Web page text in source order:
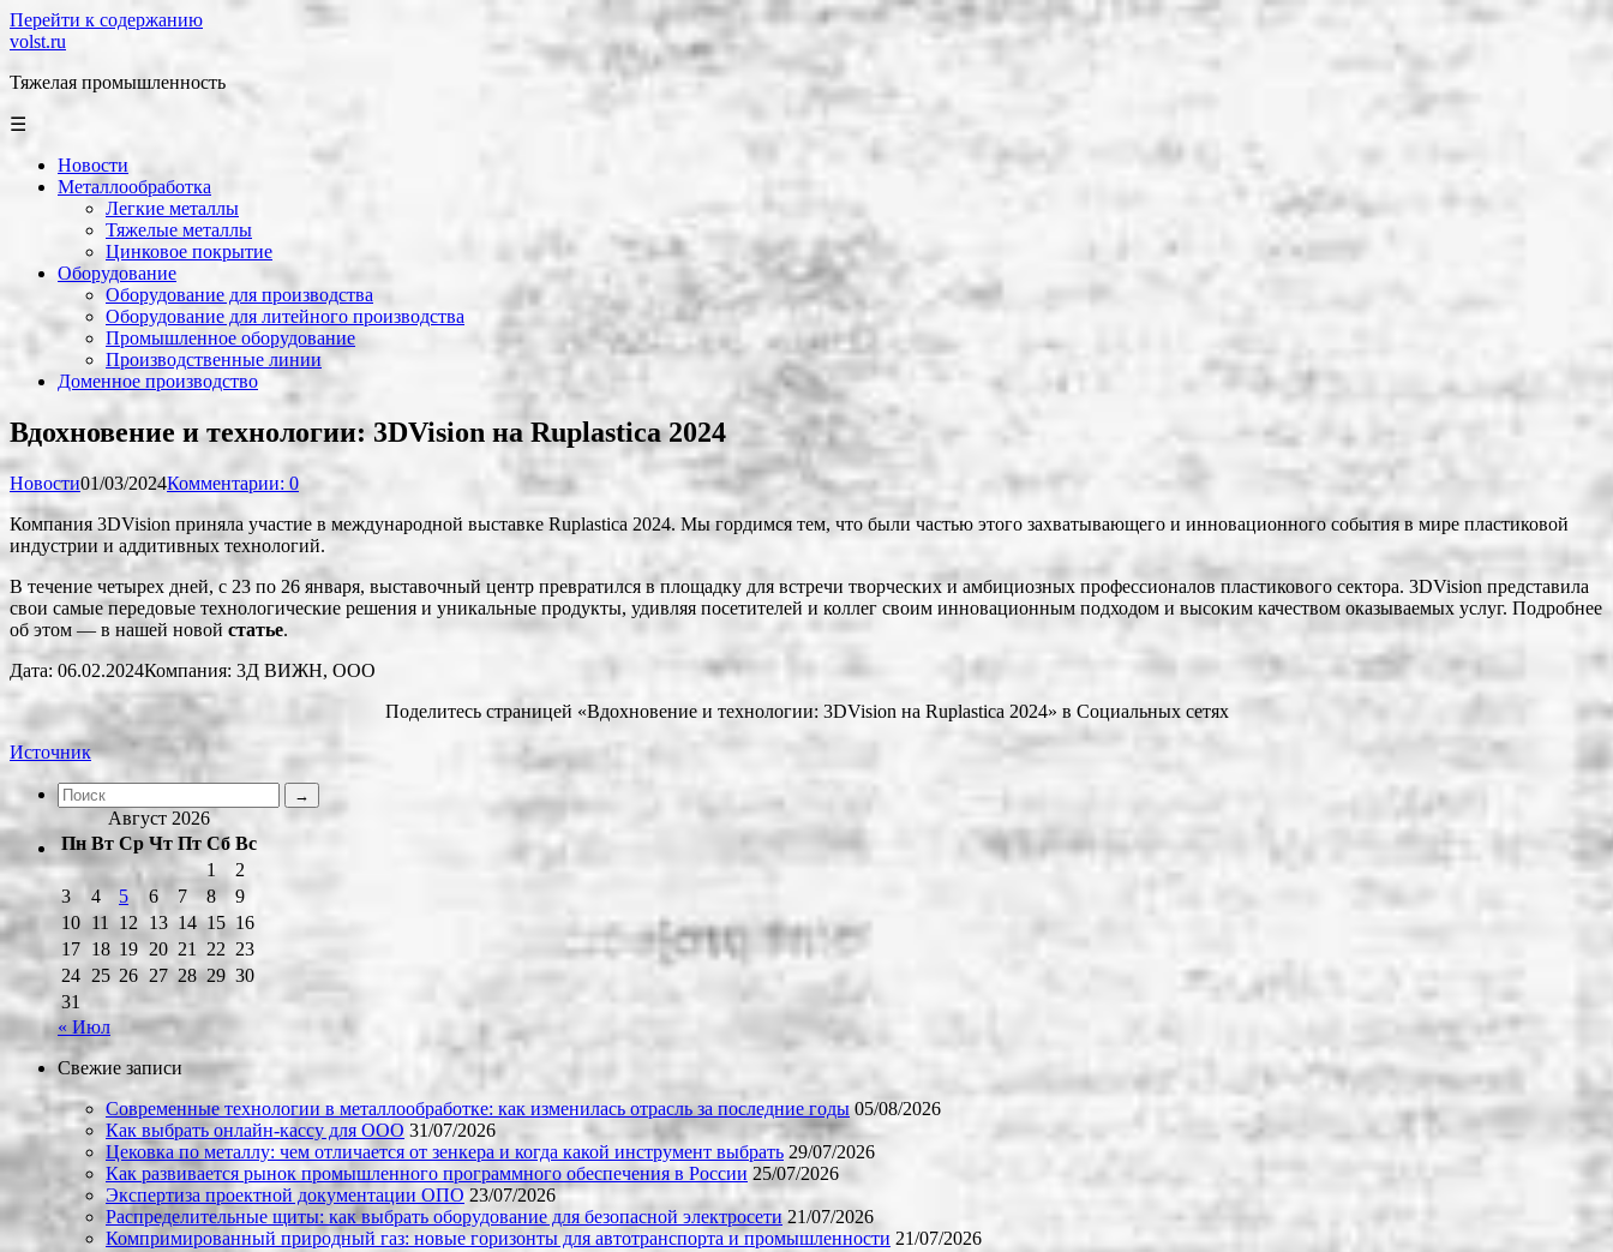
Перейти к содержанию
volst.ru
Тяжелая промышленность
☰
Новости
Металлообработка
Легкие металлы
Тяжелые металлы
Цинковое покрытие
Оборудование
Оборудование для производства
Оборудование для литейного производства
Промышленное оборудование
Производственные линии
Доменное производство
Вдохновение и технологии: 3DVision на Ruplastica 2024
Новости01/03/2024Комментарии: 0
Компания 3DVision приняла участие в международной выставке Ruplastica 2024. Мы гордимся тем, что были частью этого захватывающего и инновационного события в мире пластиковой
индустрии и аддитивных технологий.
В течение четырех дней, с 23 по 26 января, выставочный центр превратился в площадку для встречи творческих и амбициозных профессионалов пластикового сектора. 3DVision представила
свои самые передовые технологические решения и уникальные продукты, удивляя посетителей и коллег своим инновационным подходом и высоким качеством оказываемых услуг. Подробнее
об этом — в нашей новой статье.
Дата: 06.02.2024Компания: 3Д ВИЖН, ООО
Поделитесь страницей «Вдохновение и технологии: 3DVision на Ruplastica 2024» в Социальных сетях
Источник
Август 2026
Пн Вт Ср Чт Пт Сб Вс
1
2
3
4 5 6 7 8
9
10 11 12 13 14 15 16
17 18 19 20 21 22 23
24 25 26 27 28 29 30
31
« Июл
Свежие записи
Современные технологии в металлообработке: как изменилась отрасль за последние годы 05/08/2026
Как выбрать онлайн-кассу для ООО 31/07/2026
Цековка по металлу: чем отличается от зенкера и когда какой инструмент выбрать 29/07/2026
Как развивается рынок промышленного программного обеспечения в России 25/07/2026
Экспертиза проектной документации ОПО 23/07/2026
Распределительные щиты: как выбрать оборудование для безопасной электросети 21/07/2026
Компримированный природный газ: новые горизонты для автотранспорта и промышленности 21/07/2026